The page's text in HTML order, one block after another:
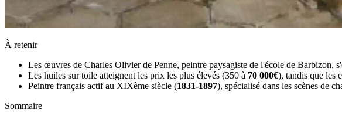
À retenir
Les œuvres de Charles Olivier de Penne, peintre paysagiste de l'école de Barbizon,
Les huiles sur toile atteignent les prix les plus élevés (350 à 70 000€), tandis que les
Peintre français actif au XIXème siècle (1831-1897), spécialisé dans les scènes de
Sommaire